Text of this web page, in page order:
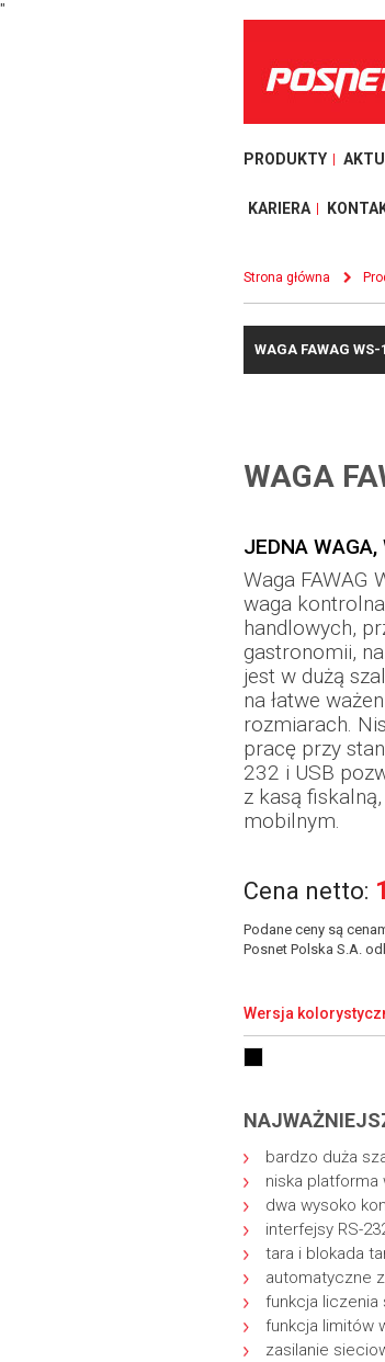
"
PRODUKTY
KARIERA
Strona główna
WAGA FAWAG WS-1
WAGA
JEDNA
Waga FAWAG
waga
handlowych,
gastronomii,
jest w dużą
na łatwe
rozmiarach.
pracę przy
232 i USB
z kasą
mobilnym.
Cena netto:
Podane ceny są
Posnet Polska S.A.
Wersja
bardzo duża
niska platforma
dwa wysoko
interfejsy RS-
tara i blokada
automatyczne
funkcja liczenia
funkcja limitów
zasilanie